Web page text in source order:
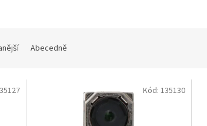
Abecedně
Kód: 135130